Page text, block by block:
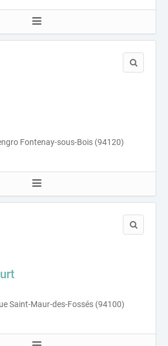
Fontenay-sous-Bois (94120)
Saint-Maur-des-Fossés (94100)